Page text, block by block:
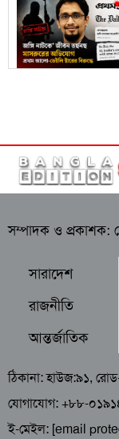
সম্পাদক ও
সারাদেশ
রাজনীতি
আন্তর্জাতিক
ঠিকানা: হাউজ:৯১,
যোগাযোগ: +৮৮-
ই-মেইল: [email